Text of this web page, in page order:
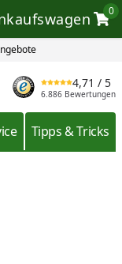
0
suchen
4,71 / 5
6.886 Bewertungen
Tipps & Tricks